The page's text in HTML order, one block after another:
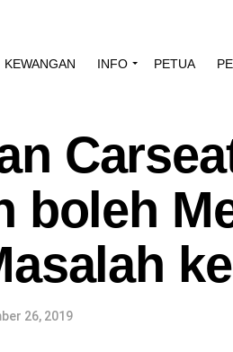
KEWANGAN INFO PETUA
boleh
26, 2019